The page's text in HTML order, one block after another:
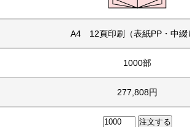
A4 12頁印刷（表紙PP・中綴
1000部
277,808円